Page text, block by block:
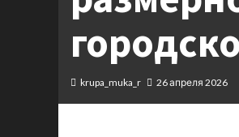
krupa_muka_r 26 апреля 2026